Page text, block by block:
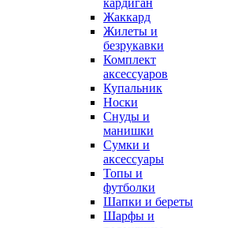
кардиган
Жаккард
Жилеты и
безрукавки
Комплект
аксессуаров
Купальник
Носки
Снуды и
манишки
Сумки и
аксессуары
Топы и
футболки
Шапки и береты
Шарфы и